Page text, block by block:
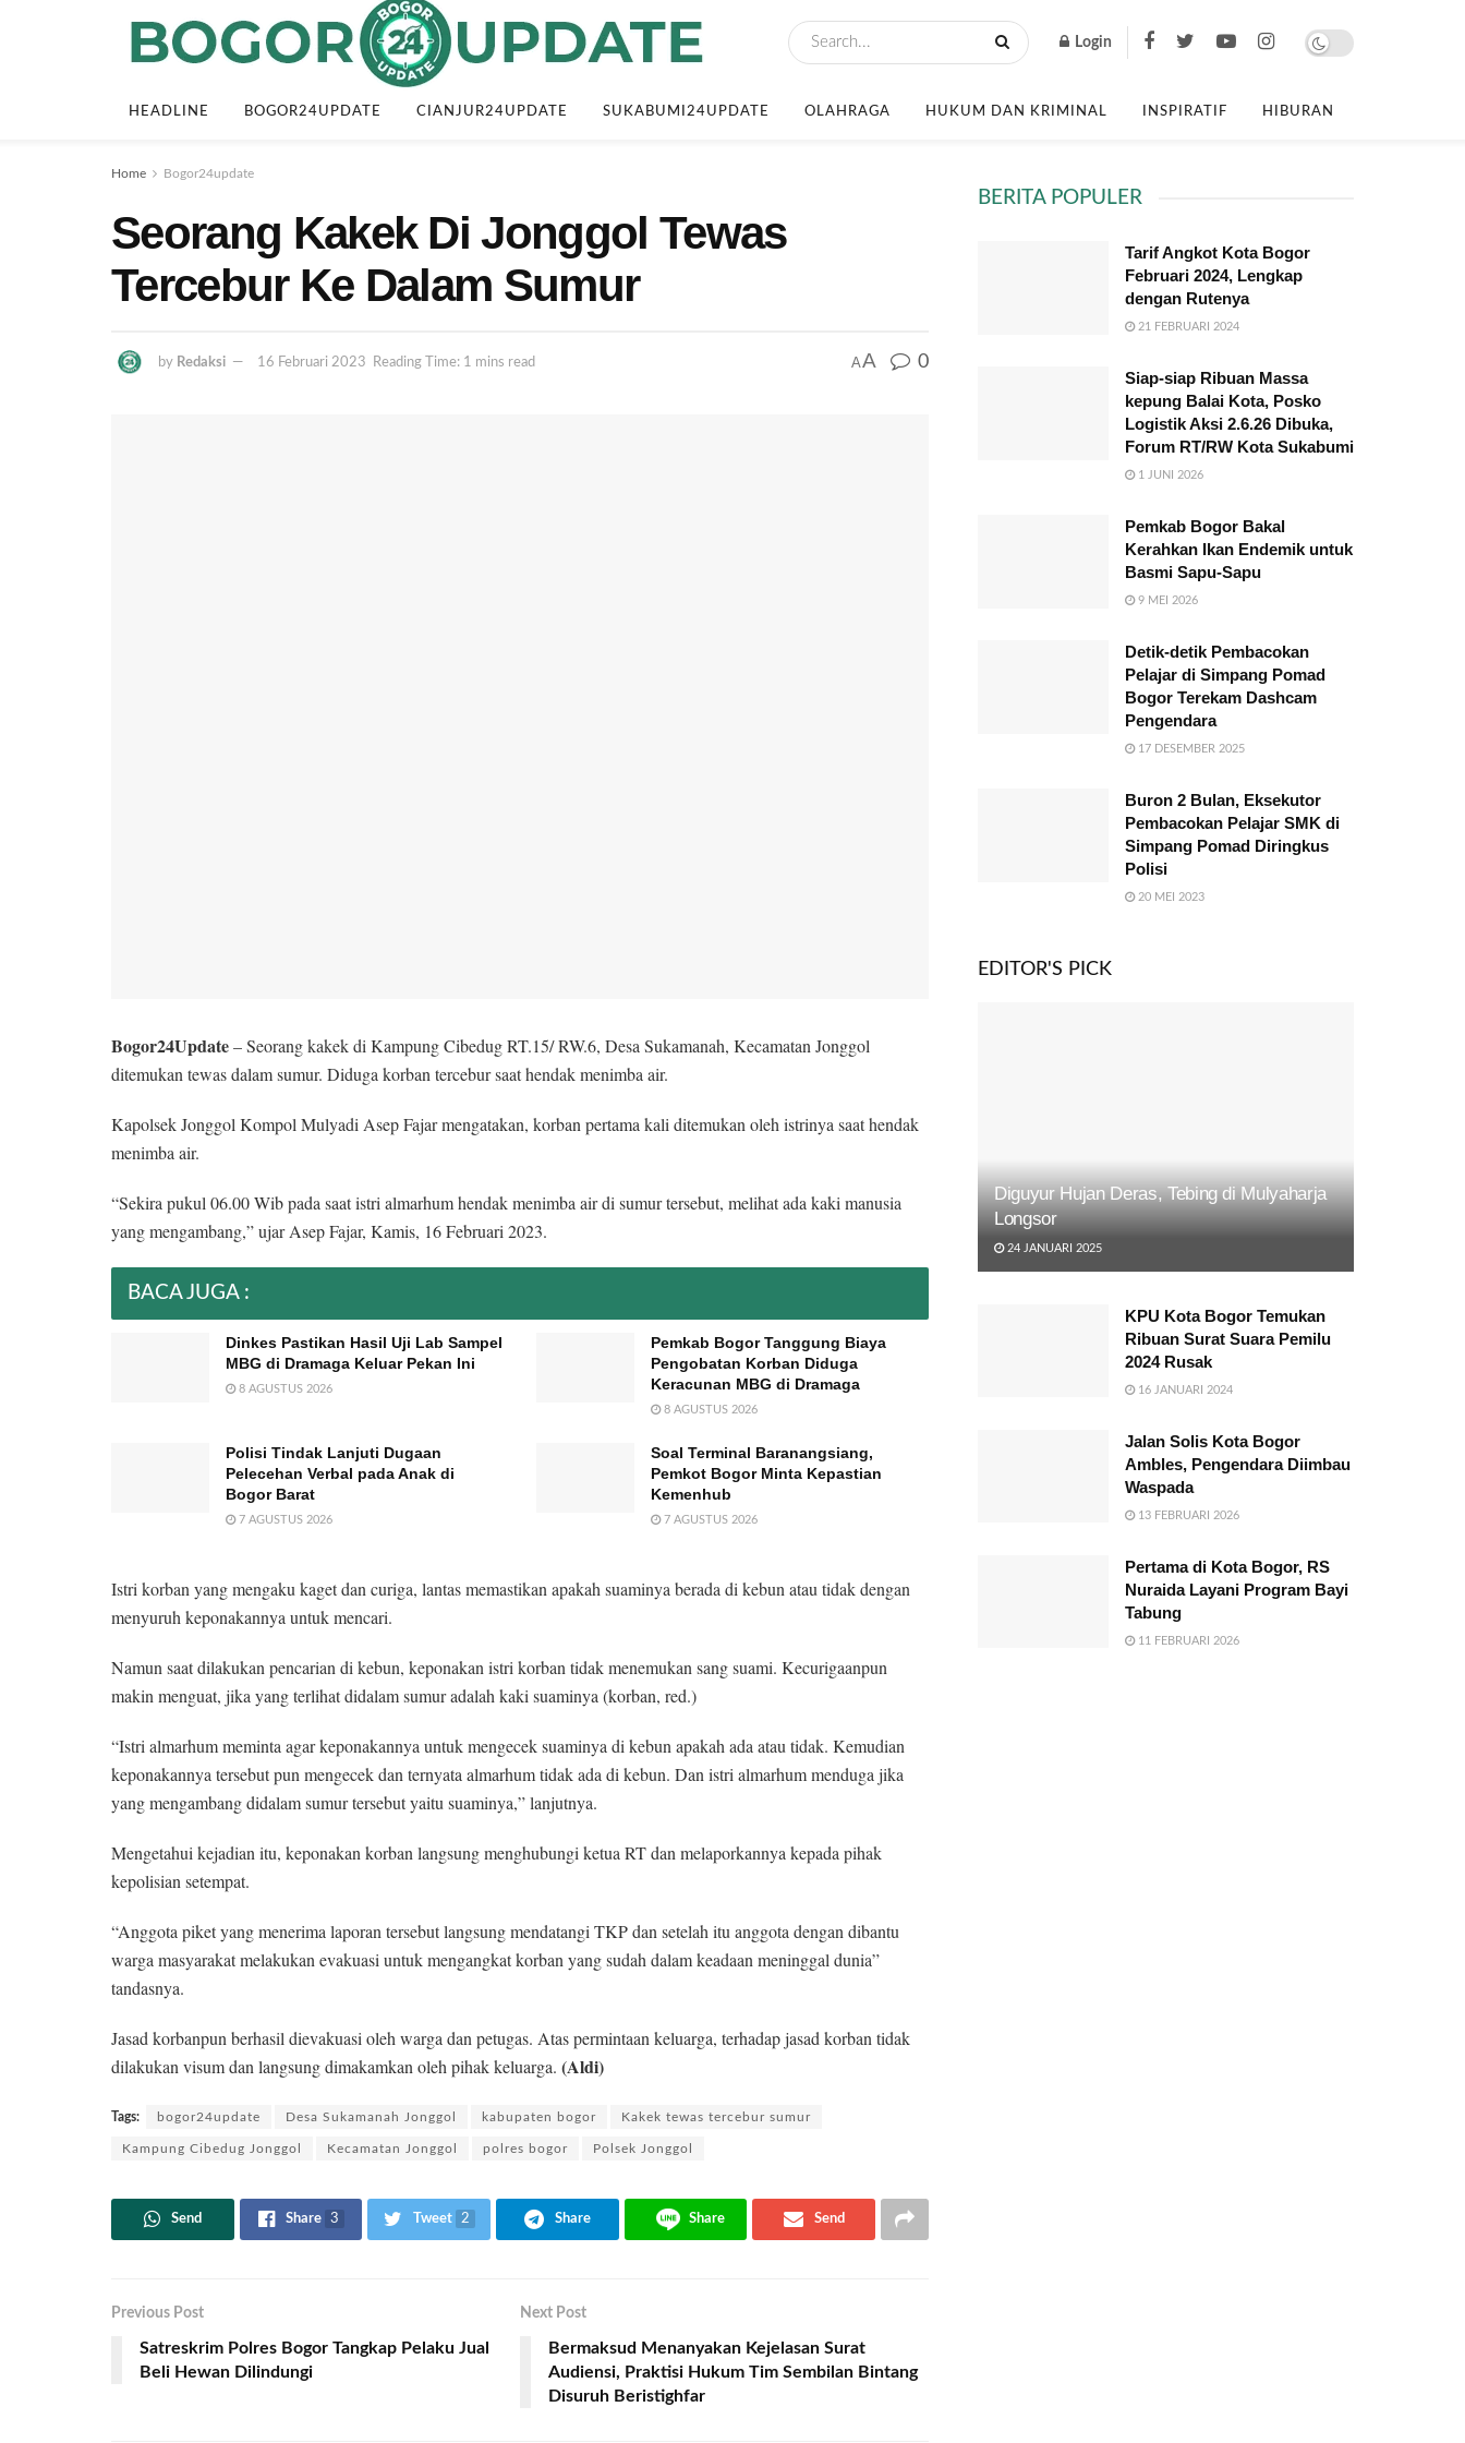
Login
HEADLINE BOGOR24UPDATE CIANJUR24UPDATE SUKABUMI24UPDATE OLAHRAGA HUKUM DAN KRIMINAL INSPIRATIF HIBURAN
Home Bogor24update
Seorang Kakek Di Jonggol Tewas
Tercebur Ke Dalam Sumur
by Redaksi 16 Februari 2023 Reading Time: 1 mins read AA 0
Bogor24Update– Seorang kakek di Kampung Cibedug RT.15/ RW.6, Desa Sukamanah, Kecamatan Jonggol
ditemukan tewas dalam sumur. Diduga korban tercebur saat hendak menimba air.
Kapolsek Jonggol Kompol Mulyadi Asep Fajar mengatakan, korban pertama kali ditemukan oleh istrinya saat hendak
menimba air.
“Sekira pukul 06.00 Wib pada saat istri almarhum hendak menimba air di sumur tersebut, melihat ada kaki manusia
yang mengambang,” ujar Asep Fajar, Kamis, 16 Februari 2023.
BACA JUGA :
Dinkes Pastikan Hasil Uji Lab Sampel
MBG di Dramaga Keluar Pekan Ini
8 AGUSTUS 2026
Pemkab Bogor Tanggung Biaya
Pengobatan Korban Diduga
Keracunan MBG di Dramaga
8 AGUSTUS 2026
Polisi Tindak Lanjuti Dugaan
Pelecehan Verbal pada Anak di
Bogor Barat
7 AGUSTUS 2026
Soal Terminal Baranangsiang,
Pemkot Bogor Minta Kepastian
Kemenhub
7 AGUSTUS 2026
Istri korban yang mengaku kaget dan curiga, lantas memastikan apakah suaminya berada di kebun atau tidak dengan
menyuruh keponakannya untuk mencari.
Namun saat dilakukan pencarian di kebun, keponakan istri korban tidak menemukan sang suami. Kecurigaanpun
makin menguat, jika yang terlihat didalam sumur adalah kaki suaminya (korban, red.)
“Istri almarhum meminta agar keponakannya untuk mengecek suaminya di kebun apakah ada atau tidak. Kemudian
keponakannya tersebut pun mengecek dan ternyata almarhum tidak ada di kebun. Dan istri almarhum menduga jika
yang mengambang didalam sumur tersebut yaitu suaminya,” lanjutnya.
Mengetahui kejadian itu, keponakan korban langsung menghubungi ketua RT dan melaporkannya kepada pihak
kepolisian setempat.
“Anggota piket yang menerima laporan tersebut langsung mendatangi TKP dan setelah itu anggota dengan dibantu
warga masyarakat melakukan evakuasi untuk mengangkat korban yang sudah dalam keadaan meninggal dunia”
tandasnya.
Jasad korbanpun berhasil dievakuasi oleh warga dan petugas. Atas permintaan keluarga, terhadap jasad korban tidak
dilakukan visum dan langsung dimakamkan oleh pihak keluarga. (Aldi)
Tags: bogor24update Desa Sukamanah Jonggol kabupaten bogor Kakek tewas tercebur sumur
Kampung Cibedug Jonggol Kecamatan Jonggol polres bogor Polsek Jonggol
Send Share 3 Tweet 2 Share Share Send
Previous Post
Satreskrim Polres Bogor Tangkap Pelaku Jual
Beli Hewan Dilindungi
Next Post
Bermaksud Menanyakan Kejelasan Surat
Audiensi, Praktisi Hukum Tim Sembilan Bintang
Disuruh Beristighfar
BERITA POPULER
Tarif Angkot Kota Bogor
Februari 2024, Lengkap
dengan Rutenya
21 FEBRUARI 2024
Siap-siap Ribuan Massa
kepung Balai Kota, Posko
Logistik Aksi 2.6.26 Dibuka,
Forum RT/RW Kota Sukabumi
1 JUNI 2026
Pemkab Bogor Bakal
Kerahkan Ikan Endemik untuk
Basmi Sapu-Sapu
9 MEI 2026
Detik-detik Pembacokan
Pelajar di Simpang Pomad
Bogor Terekam Dashcam
Pengendara
17 DESEMBER 2025
Buron 2 Bulan, Eksekutor
Pembacokan Pelajar SMK di
Simpang Pomad Diringkus
Polisi
20 MEI 2023
EDITOR'S PICK
Diguyur Hujan Deras, Tebing di Mulyaharja
Longsor
24 JANUARI 2025
KPU Kota Bogor Temukan
Ribuan Surat Suara Pemilu
2024 Rusak
16 JANUARI 2024
Jalan Solis Kota Bogor
Ambles, Pengendara Diimbau
Waspada
13 FEBRUARI 2026
Pertama di Kota Bogor, RS
Nuraida Layani Program Bayi
Tabung
11 FEBRUARI 2026